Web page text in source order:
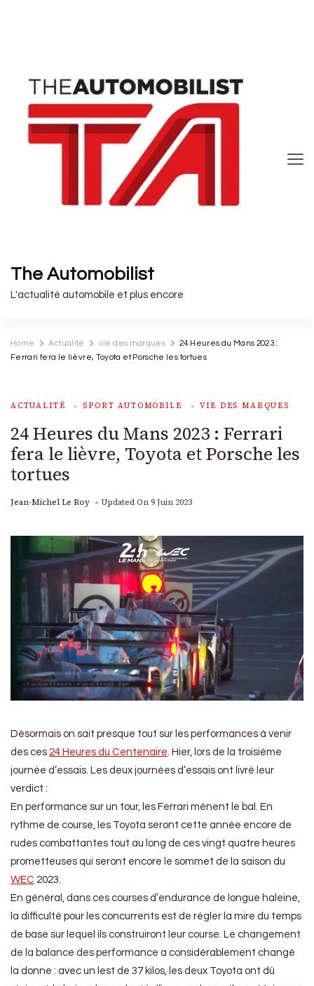
The Automobilist
L'actualité automobile et plus encore
Home Actualité vie des marques
24 Heures du Mans 2023 :
Ferrari fera le lièvre, Toyota et Porsche les tortues
ACTUALITÉ SPORT AUTOMOBILE VIE DES MARQUES
24 Heures du Mans 2023 : Ferrari
fera le lièvre, Toyota et Porsche les
tortues
Jean-Michel Le Roy Updated On9 Juin 2023
Désormais on sait presque tout sur les performances à venir
des ces 24 Heures du Centenaire . Hier, lors de la troisième
journée d’essais. Les deux journées d’essais ont livré leur
verdict :
En performance sur un tour, les Ferrari mènent le bal. En
rythme de course, les Toyota seront cette année encore de
rudes combattantes tout au long de ces vingt quatre heures
prometteuses qui seront encore le sommet de la saison du
WEC 2023.
En général, dans ces courses d’endurance de longue haleine,
la difficulté pour les concurrents est de régler la mire du temps
de base sur lequel ils construiront leur course. Le changement
de la balance des performance a considérablement changé
la donne : avec un lest de 37 kilos, les deux Toyota ont dû